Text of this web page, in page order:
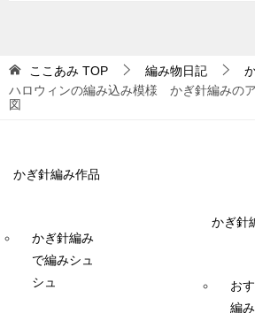
ここあみ TOP 編み物日記
ハロウィンの編み込み模様 かぎ針編みの
図
かぎ針編み作品
かぎ針編み
で編みシュ
シュ
かぎ針
お
編